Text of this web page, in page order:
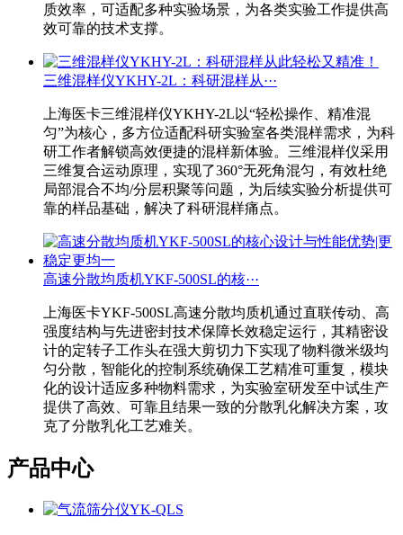
质效率，可适配多种实验场景，为各类实验工作提供高
效可靠的技术支撑。
三维混样仪YKHY-2L：科研混样从···
上海医卡三维混样仪YKHY-2L以“轻松操作、精准混
匀”为核心，多方位适配科研实验室各类混样需求，为科
研工作者解锁高效便捷的混样新体验。三维混样仪采用
三维复合运动原理，实现了360°无死角混匀，有效杜绝
局部混合不均/分层积聚等问题，为后续实验分析提供可
靠的样品基础，解决了科研混样痛点。
高速分散均质机YKF-500SL的核···
上海医卡YKF-500SL高速分散均质机通过直联传动、高
强度结构与先进密封技术保障长效稳定运行，其精密设
计的定转子工作头在强大剪切力下实现了物料微米级均
匀分散，智能化的控制系统确保工艺精准可重复，模块
化的设计适应多种物料需求，为实验室研发至中试生产
提供了高效、可靠且结果一致的分散乳化解决方案，攻
克了分散乳化工艺难关。
产品中心